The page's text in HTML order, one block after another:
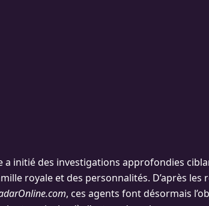
a initié des investigations approfondies
royale et des personnalités. D’après les
, ces agents font désormais